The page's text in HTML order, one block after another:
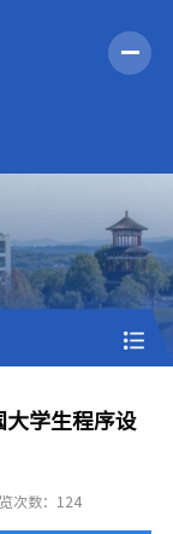
学生程序设
次数： 124